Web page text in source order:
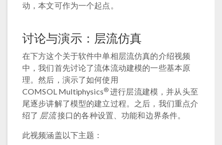
动，本文可作为一个起点。
讨论与演示：层流仿真
在下方这个关于软件中单相层流仿真的介绍视频
中，我们首先讨论了流体流动建模的一些基本原
理。然后，演示了如何使用
COMSOL Multiphysics® 进行层流建模，并从头至
尾逐步讲解了模型的建立过程。之后，我们重点介
绍了 层流接口的各种设置、功能和边界条件。
此视频涵盖以下主题：